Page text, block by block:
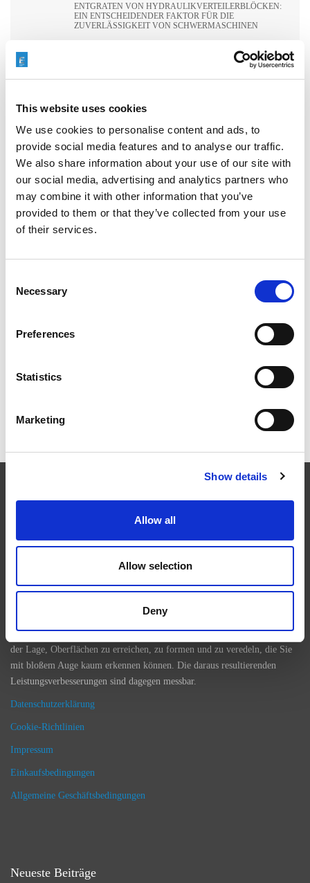
This website uses cookies
We use cookies to personalise content and ads, to
provide social media features and to analyse our traffic.
We also share information about your use of our site with
our social media, advertising and analytics partners who
may combine it with other information that you’ve
provided to them or that they’ve collected from your use
of their services.
Selection
Necessary
Preferences
Statistics
Marketing
Show details
Allow all
Allow selection
Deny
ENTGRATEN VON HYDRAULIKVERTEILERBLÖCKEN:
EIN ENTSCHEIDENDER FAKTOR FÜR DIE
ZUVERLÄSSIGKEIT VON SCHWERMASCHINEN
WIE EXTRUDE HONE DIE LEISTUNGSGRENZEN IN DER
ALUMINIUMEXTRUSION MIT ABRASIVE FLOW
MACHINING (AFM) STEIGERTE
WANDELNDEN INDUSTRIELANDSCHAFT ZURÜCK
In Branchen, wie Luft- und Raumfahrt, Automobilbau, Energie und
Bauteile für die Verbesserung der Leistung des Endprodukts
entscheidend. Unsere Maschinen verbessern mit einem
einem Bruchteil der Zeit, die andere Methoden in Anspruch nehmen. In
der Tat sind unsere Bearbeitungslösungen der Extrude Hone®-Reihe in
der Lage, Oberflächen zu erreichen, zu formen und zu veredeln, die Sie
mit bloßem Auge kaum erkennen können. Die daraus resultierenden
Leistungsverbesserungen sind dagegen messbar.
Datenschutzerklärung
Cookie-Richtlinien
Impressum
Einkaufsbedingungen
Allgemeine Geschäftsbedingungen
Neueste Beiträge